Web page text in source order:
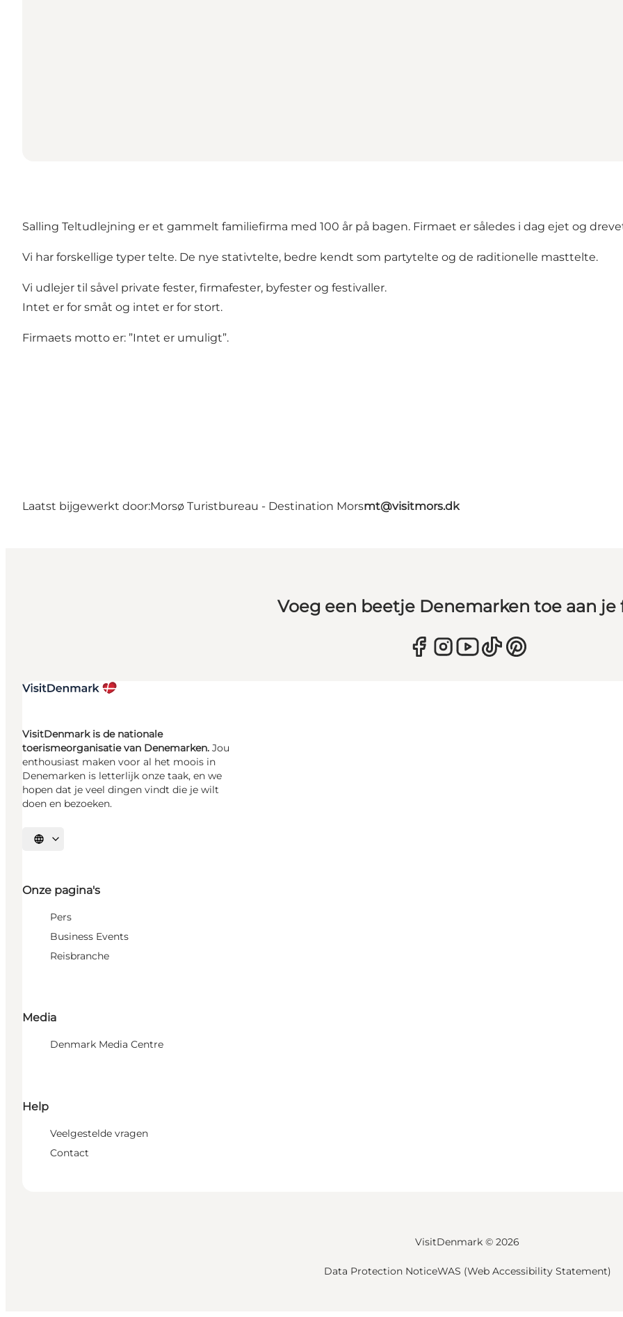
Salling Teltudlejning er et gammelt familiefirma med 100 år på bagen. Firmaet er således i dag ejet og
Vi har forskellige typer telte. De nye stativtelte, bedre kendt som partytelte og de raditionelle masttelte.
Vi udlejer til såvel private fester, firmafester, byfester og festivaller.
Intet er for småt og intet er for stort.
Firmaets motto er: ”Intet er umuligt”.
Laatst bijgewerkt door:Morsø Turistbureau - Destination Morsmt@visitmors.dk
Voeg een beetje Denemarken toe aan je
VisitDenmark is de nationale
toerismeorganisatie van Denemarken. Jou
enthousiast maken voor al het moois in
Denemarken is letterlijk onze taak, en we
hopen dat je veel dingen vindt die je wilt
doen en bezoeken.
Selecteer taal
Onze pagina's
Pers
Business Events
Reisbranche
Media
Denmark Media Centre
Help
Veelgestelde vragen
Contact
VisitDenmark © 2026
Data Protection NoticeWAS (Web Accessibility Statement)